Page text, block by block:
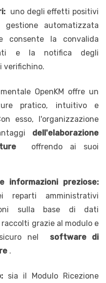
uno degli effetti positivi
automatizzata
la convalida
e la notifica degli
verifichino.
OpenKM offre un
pratico, intuitivo e
esso, l'organizzazione
dell'elaborazione
offrendo ai suoi
informazioni preziose:
amministrativi
sulla base di dati
grazie al modulo e
nel software di
.
sia il Modulo Ricezione